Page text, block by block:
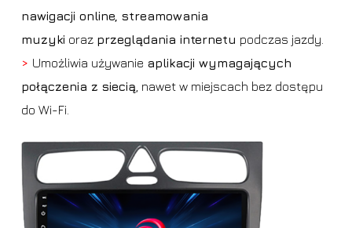
nawigacji online, streamowania
muzyki oraz przeglądania internetu podczas jazdy.
> Umożliwia używanie aplikacji wymagających
połączenia z siecią , nawet w miejscach bez dostępu
do Wi-Fi.